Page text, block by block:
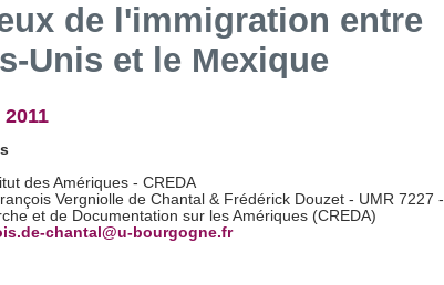
de l'immigration entre
Unis et le Mexique
des Amériques - CREDA
Vergniolle de Chantal & Frédérick Douzet - UMR 7227 -
et de Documentation sur les Amériques (CREDA)
chantal@u-bourgogne.fr